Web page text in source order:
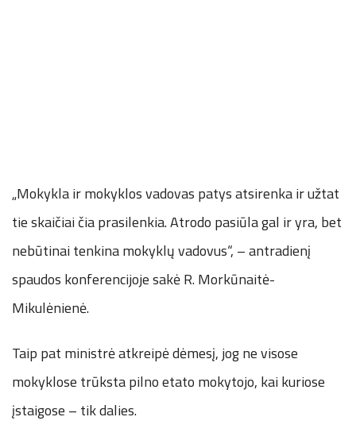
„Mokykla ir mokyklos vadovas patys atsirenka ir užtat
tie skaičiai čia prasilenkia. Atrodo pasiūla gal ir yra, bet
nebūtinai tenkina mokyklų vadovus“, – antradienį
spaudos konferencijoje sakė R. Morkūnaitė-
Mikulėnienė.
Taip pat ministrė atkreipė dėmesį, jog ne visose
mokyklose trūksta pilno etato mokytojo, kai kuriose
įstaigose – tik dalies.